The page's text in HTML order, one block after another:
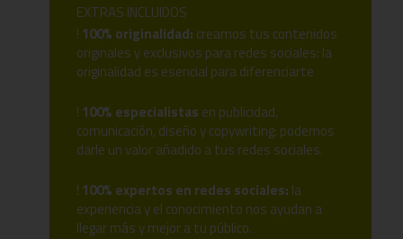
EXTRAS INCLUIDOS
! 100% originalidad: creamos tus contenidos
originales y exclusivos para redes sociales: la
originalidad es esencial para diferenciarte
! 100% especialistas en publicidad,
comunicación, diseño y copywriting: podemos
darle un valor añadido a tus redes sociales.
! 100% expertos en redes sociales: la
experiencia y el conocimiento nos ayudan a
llegar más y mejor a tu público.